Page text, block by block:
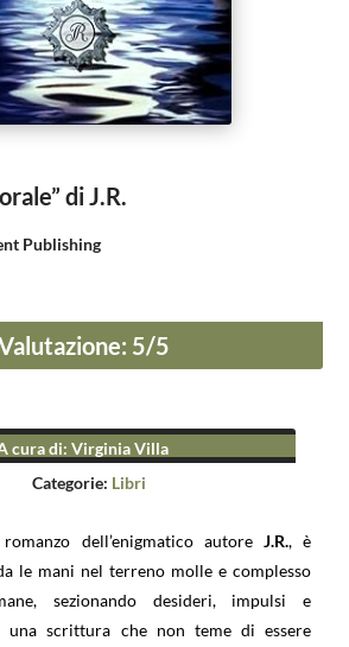
di J.R.
Publishing
: 5/5
cura di:Virginia Villa
Categorie: Libri
dell’enigmatico autore J.R., è
le mani nel terreno molle e complesso
sezionando desideri, impulsi e
una scrittura che non teme di essere